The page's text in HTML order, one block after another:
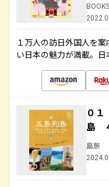
１万人の訪日外国人を
い日本の魅力が満載。日
０
島
島旅